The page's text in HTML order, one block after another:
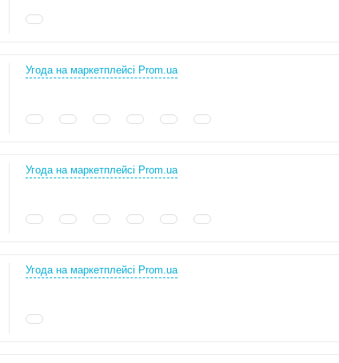
Угода на маркетплейсі Prom.ua
Угода на маркетплейсі Prom.ua
Угода на маркетплейсі Prom.ua